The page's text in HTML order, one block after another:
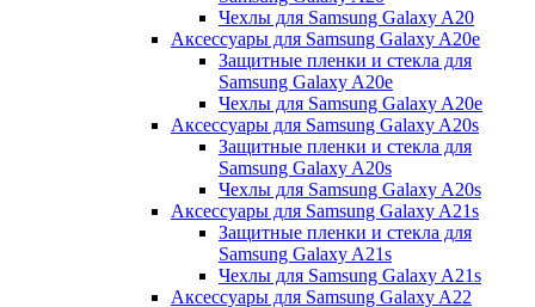
Чехлы для Samsung Galaxy A20
Аксессуары для Samsung Galaxy A20e
Защитные пленки и стекла для
Samsung Galaxy A20e
Чехлы для Samsung Galaxy A20e
Аксессуары для Samsung Galaxy A20s
Защитные пленки и стекла для
Samsung Galaxy A20s
Чехлы для Samsung Galaxy A20s
Аксессуары для Samsung Galaxy A21s
Защитные пленки и стекла для
Samsung Galaxy A21s
Чехлы для Samsung Galaxy A21s
Аксессуары для Samsung Galaxy A22